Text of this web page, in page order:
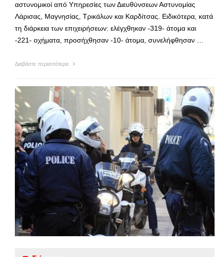
αστυνομικοί από Υπηρεσίες των Διευθύνσεων Αστυνομίας
Λάρισας, Μαγνησίας, Τρικάλων και Καρδίτσας. Ειδικότερα, κατά
τη διάρκεια των επιχειρήσεων: ελέγχθηκαν -319- άτομα και
-221- οχήματα, προσήχθησαν -10- άτομα, συνελήφθησαν …
Διαβάστε περισσότερα